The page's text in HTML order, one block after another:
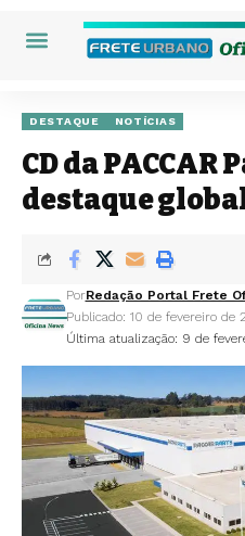
DESTAQUE NOTÍCIAS
CD da PACCAR
destaque
Última atualização: 9 de
PorRedação Portal Frete
Publicado: 10 de fevereiro de